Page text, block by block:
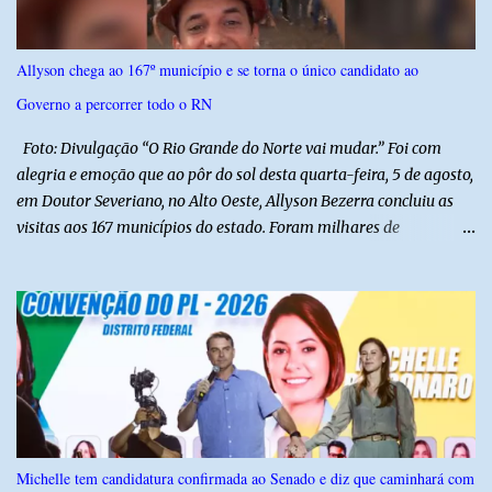
30, a pedido da PF, que apura se ele utilizou a influência do pai
para defender interesses empresariais com a administração
pública. Segundo a Polícia Federal, a atuação dele contou com a
ajuda de Luchsinger e se concentrou no Ministério da Saúde e no
Allyson chega ao 167º município e se torna o único candidato ao
Governo a percorrer todo o RN
Foto: Divulgação “O Rio Grande do Norte vai mudar.” Foi com
alegria e emoção que ao pôr do sol desta quarta-feira, 5 de agosto,
em Doutor Severiano, no Alto Oeste, Allyson Bezerra concluiu as
visitas aos 167 municípios do estado. Foram milhares de
Governador Allyson Bezerra concluiu as agendas do 167 Razões RN
após visitar todas as cidades potiguares, dos pequenos municípios
aos maiores centros do estado. A caminhada começou em 29 de
março pelo município de Touros, Marco Zero da BR-101 e foi
concluída nesta quarta-feira depois de 129 dias entre a primeira e
a última visita. Os registros estão sendo publicados no perfil do
Instagram @167RazoesRN Ao longo do percurso, Allyson conheceu
Michelle tem candidatura confirmada ao Senado e diz que caminhará com